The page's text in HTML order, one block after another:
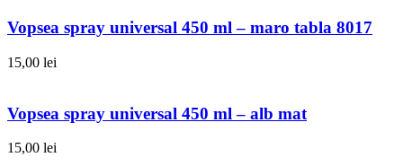
Vopsea spray universal 450 ml – maro tabla 8017
15,00 lei
Vopsea spray universal 450 ml – alb mat
15,00 lei